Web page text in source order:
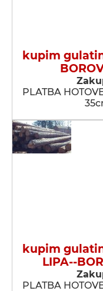
kupim
PLATBA
kupim
LIPA--
PLATBA